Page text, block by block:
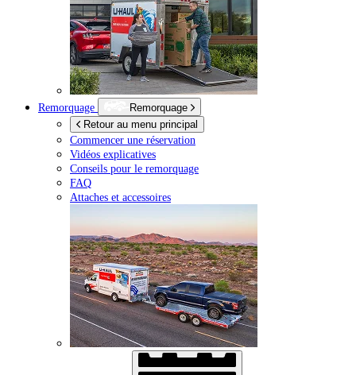
Remorquage
Remorquage
Retour au menu principal
Commencer une réservation
Vidéos explicatives
Conseils pour le remorquage
FAQ
Attaches et accessoires